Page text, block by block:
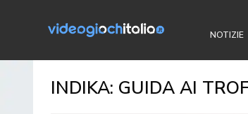
NOTIZIE
INDIKA: GUIDA AI